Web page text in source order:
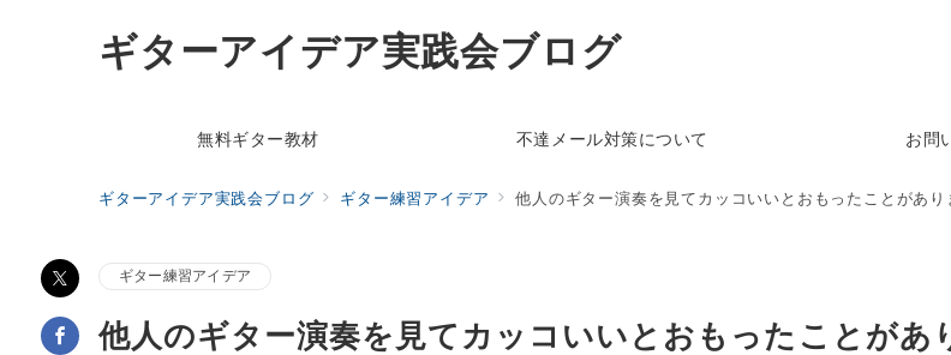
ギターアイデア実践会ブログ
無料ギター教材 不達メール対策について お問
ギターアイデア実践会ブログ ギター練習アイデア 他人のギター演奏を見てカッコいいとおもったことがあ
ギター練習アイデア
他人のギター演奏を見てカッコいいとおもったことがあ